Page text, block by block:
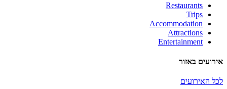
Restaurants
Trips
Accommodation
Attractions
Entertainment
אירועים באזור
לכל האירועים